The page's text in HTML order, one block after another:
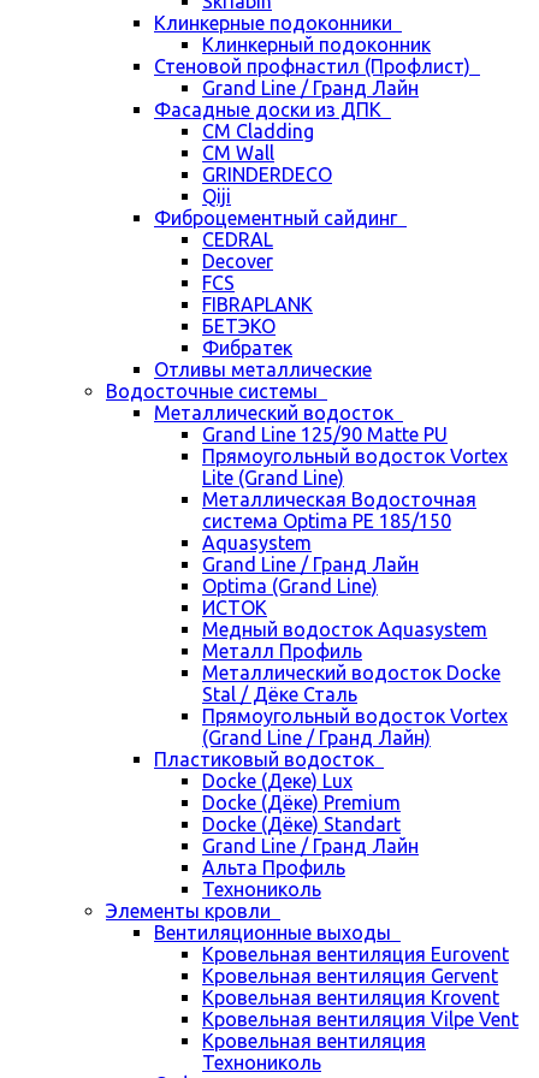
Клинкерные подоконники
Клинкерный подоконник
Стеновой профнастил (Профлист)
Grand Line / Гранд Лайн
Фасадные доски из ДПК
CM Cladding
CM Wall
GRINDERDECO
Qiji
Фиброцементный сайдинг
CEDRAL
Decover
FCS
FIBRAPLANK
БЕТЭКО
Фибратек
Отливы металлические
Водосточные системы
Металлический водосток
Grand Line 125/90 Matte PU
Прямоугольный водосток Vortex
Lite (Grand Line)
Металлическая Водосточная
система Optima PE 185/150
Aquasystem
Grand Line / Гранд Лайн
Optima (Grand Line)
ИСТОК
Медный водосток Aquasystem
Металл Профиль
Металлический водосток Docke
Stal / Дёке Сталь
Прямоугольный водосток Vortex
(Grand Line / Гранд Лайн)
Пластиковый водосток
Docke (Деке) Lux
Docke (Дёке) Premium
Docke (Дёке) Standart
Grand Line / Гранд Лайн
Альта Профиль
Технониколь
Элементы кровли
Вентиляционные выходы
Кровельная вентиляция Eurovent
Кровельная вентиляция Gervent
Кровельная вентиляция Krovent
Кровельная вентиляция Vilpe Vent
Кровельная вентиляция
Технониколь